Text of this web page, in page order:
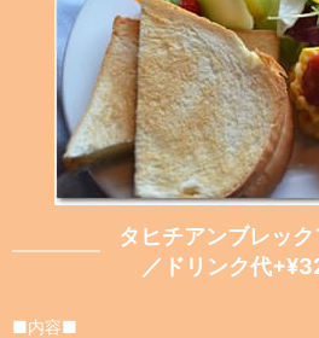
タヒチアンブレッ
／ドリンク代
■内容■